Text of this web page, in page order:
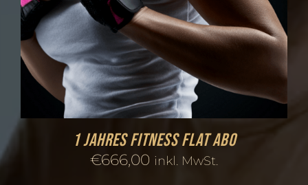
1 Jahres Fitness FLAT Abo
€666,00 inkl. MwSt.